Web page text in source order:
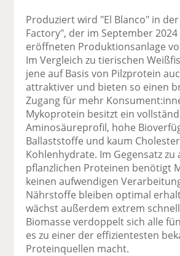
Produziert wird "El Blanco" in
Factory", der im September 2024
eröffneten Produktionsanlage
Im Vergleich zu tierischen
jene auf Basis von Pilzprotein
attraktiver und bieten so einen
Zugang für mehr
Mykoprotein besitzt ein
Aminosäureprofil, hohe
Ballaststoffe und kaum
Kohlenhydrate. Im Gegensatz zu
pflanzlichen Proteinen benötigt
keinen aufwendigen
Nährstoffe bleiben optimal
wächst außerdem extrem
Biomasse verdoppelt sich alle
es zu einer der effizientesten
Proteinquellen macht.